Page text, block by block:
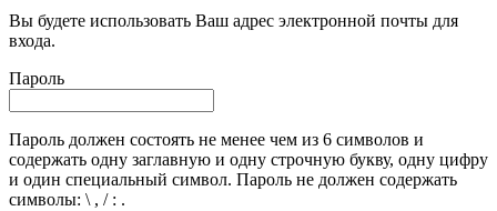
Вы будете использовать Ваш адрес электронной почты для
входа.
Пароль
Пароль должен состоять не менее чем из 6 символов и
содержать одну заглавную и одну строчную букву, одну цифру
и один специальный символ. Пароль не должен содержать
символы: \ , / : .